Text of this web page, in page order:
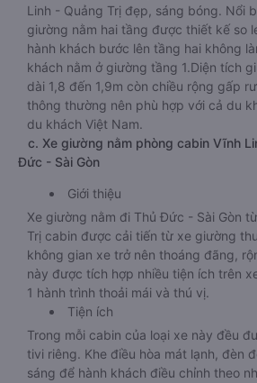
Linh - Quảng Trị đẹp, sáng bóng. Nổi
giường nằm hai tầng được thiết kế so
hành khách bước lên tầng hai không
khách nằm ở giường tầng 1.Diện tích
dài 1,8 đến 1,9m còn chiều rộng gấp
thông thường nên phù hợp với cả du
du khách Việt Nam.
c. Xe giường nằm phòng cabin Vĩnh
Đức - Sài Gòn
Giới thiệu
Xe giường nằm đi Thủ Đức - Sài Gòn
Trị cabin được cải tiến từ xe giường
không gian xe trở nên thoáng đãng,
này được tích hợp nhiều tiện ích trên
1 hành trình thoải mái và thú vị.
Tiện ích
Trong mỗi cabin của loại xe này đều
tivi riêng. Khe điều hòa mát lạnh, đèn
sáng để hành khách điều chỉnh theo